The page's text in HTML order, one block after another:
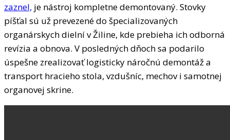
zaznel, je nástroj kompletne demontovaný. Stovky
píšťal sú už prevezené do špecializovaných
organárskych dielní v Žiline, kde prebieha ich odborná
revízia a obnova. V posledných dňoch sa podarilo
úspešne zrealizovať logisticky náročnú demontáž a
transport hracieho stola, vzdušníc, mechov i samotnej
organovej skrine.